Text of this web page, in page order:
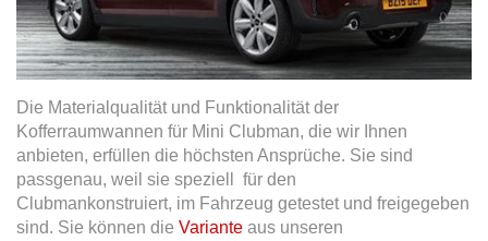
Die Materialqualität und Funktionalität der
Kofferraumwannen für Mini Clubman, die wir Ihnen
anbieten, erfüllen die höchsten Ansprüche. Sie sind
passgenau, weil sie speziell für den
Clubmankonstruiert, im Fahrzeug getestet und freigegeben
sind. Sie können die Variante aus unseren